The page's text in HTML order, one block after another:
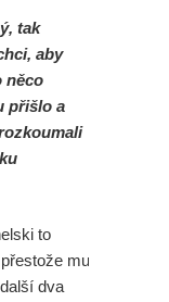
tak
aby
něco
přišlo a
to
mu
dva